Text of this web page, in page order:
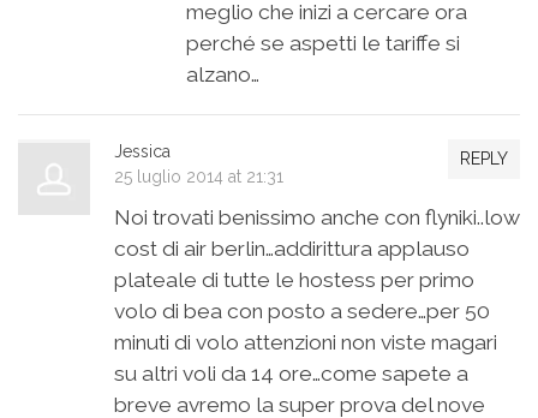
meglio che inizi a cercare ora
perché se aspetti le tariffe si
alzano…
REPLY
Jessica
25 luglio 2014 at 21:31
Noi trovati benissimo anche con flyniki..low
cost di air berlin…addirittura applauso
plateale di tutte le hostess per primo
volo di bea con posto a sedere…per 50
minuti di volo attenzioni non viste magari
su altri voli da 14 ore…come sapete a
breve avremo la super prova del nove